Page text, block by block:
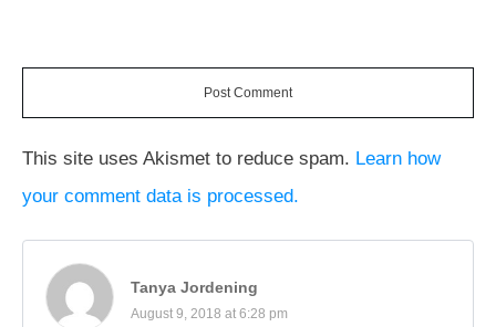
Post Comment
This site uses Akismet to reduce spam. Learn how
your comment data is processed.
Tanya Jordening
August 9, 2018 at 6:28 pm